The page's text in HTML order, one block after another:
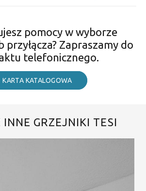
pomocy w wyborze
przyłącza? Zapraszamy do
telefonicznego.
KARTA KATALOGOWA
INNE GRZEJNIKI TESI